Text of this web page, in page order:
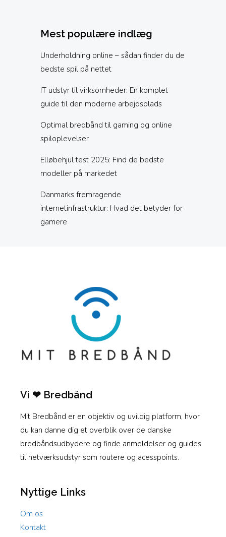
Mest populære indlæg
Underholdning online – sådan finder du de
bedste spil på nettet
IT udstyr til virksomheder: En komplet
guide til den moderne arbejdsplads
Optimal bredbånd til gaming og online
spiloplevelser
Elløbehjul test 2025: Find de bedste
modeller på markedet
Danmarks fremragende
internetinfrastruktur: Hvad det betyder for
gamere
Vi ❤ Bredbånd
Mit Bredbånd er en objektiv og uvildig platform, hvor
du kan danne dig et overblik over de danske
bredbåndsudbydere og finde anmeldelser og guides
til netværksudstyr som routere og acesspoints.
Nyttige Links
Om os
Kontakt